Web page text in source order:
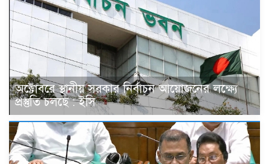
অক্টোবরে স্থানীয় সরকার নির্বাচন আয়োজনের লক্ষ্যে
প্রস্তুতি চলছে : ইসি